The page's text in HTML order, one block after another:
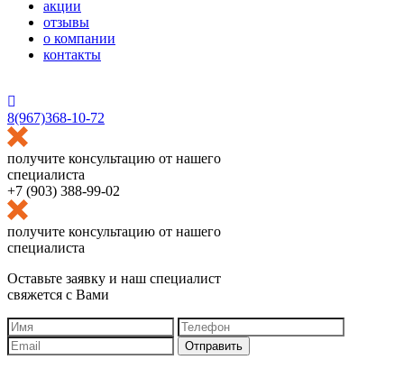
акции
отзывы
о компании
контакты
8(967)368-10-72
получите консультацию от нашего
специалиста
+7 (903) 388-99-02
получите консультацию от нашего
специалиста
Оставьте заявку и наш специалист
свяжется с Вами
Отправить